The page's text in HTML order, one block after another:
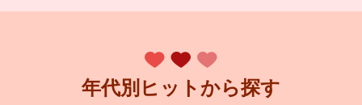
年代別ヒットから探す